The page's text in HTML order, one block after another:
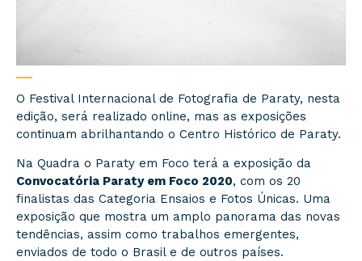
O Festival Internacional de Fotografia de Paraty, nesta
edição, será realizado online, mas as exposições
continuam abrilhantando o Centro Histórico de Paraty.
Na Quadra o Paraty em Foco terá a exposição da
Convocatória Paraty em Foco 2020, com os 20
finalistas das Categoria Ensaios e Fotos Únicas. Uma
exposição que mostra um amplo panorama das novas
tendências, assim como trabalhos emergentes,
enviados de todo o Brasil e de outros países.